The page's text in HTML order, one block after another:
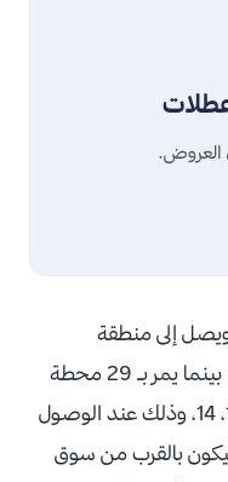
العروض.
إلى منطقة
الراشدية بمسافة تقدر بـ 52 كيلومتر. بينما يمر بـ 29 محطة
منها مطار دبي الدولي للمحطة رقم 13، 14، وذلك عند الوصول
ليكون بالقرب من سوق